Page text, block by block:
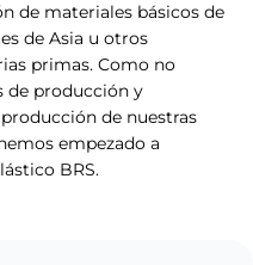
de materiales básicos de
de Asia u otros
primas. Como no
de producción y
de nuestras
empezado a
BRS.